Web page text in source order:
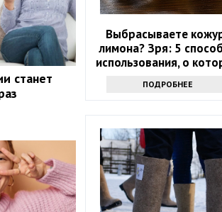
станет
Выбрасываете
лимона? Зря: 5
использования, о
ПОДРОБНЕЕ